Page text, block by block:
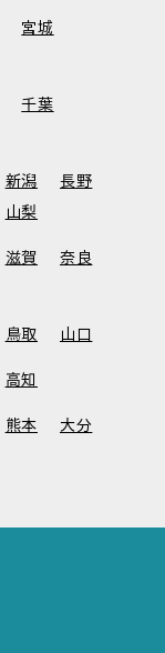
宮城
千葉
新潟
長野
山梨
滋賀
奈良
鳥取 山口
高知
熊本
大分